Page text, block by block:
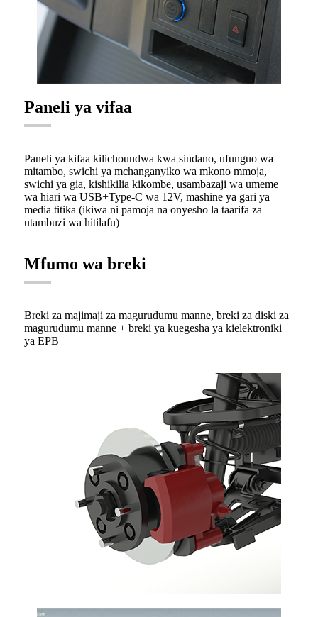
Paneli ya vifaa
Paneli ya kifaa kilichoundwa kwa sindano, ufunguo wa
mitambo, swichi ya mchanganyiko wa mkono mmoja,
swichi ya gia, kishikilia kikombe, usambazaji wa umeme
wa hiari wa USB+Type-C wa 12V, mashine ya gari ya
media titika (ikiwa ni pamoja na onyesho la taarifa za
utambuzi wa hitilafu)
Mfumo wa breki
Breki za majimaji za magurudumu manne, breki za diski za
magurudumu manne + breki ya kuegesha ya kielektroniki
ya EPB